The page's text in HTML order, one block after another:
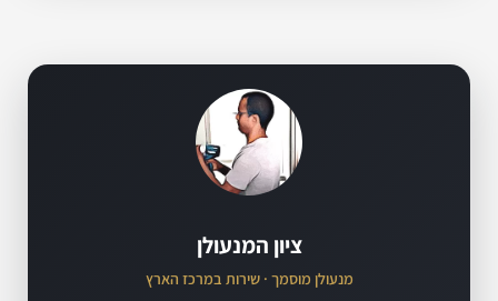
ציון המנעולן
מנעולן מוסמך · שירות במרכז הארץ